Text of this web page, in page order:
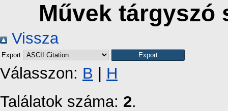
Művek tárgyszó
Vissza
Export
Válasszon: B
H
Találatok száma: 2.